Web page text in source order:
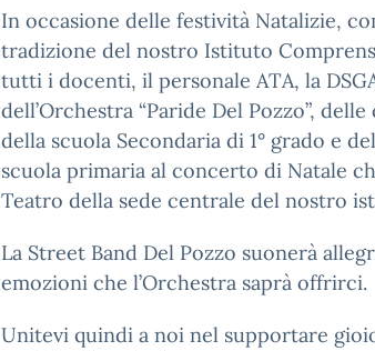
In occasione delle festività Natalizie,
tradizione del nostro Istituto
tutti i docenti, il personale ATA, la
dell’Orchestra “Paride Del Pozzo”,
della scuola Secondaria di 1° grado e
scuola primaria al concerto di Natale
Teatro della sede centrale del nostro
La Street Band Del Pozzo suonerà
emozioni che l’Orchestra saprà offrirci.
Unitevi quindi a noi nel supportare